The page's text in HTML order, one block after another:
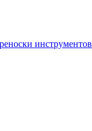
инструментов